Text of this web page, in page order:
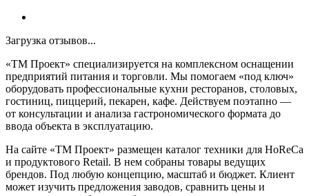
Загрузка отзывов...
«ТМ Проект» специализируется на комплексном оснащении
предприятий питания и торговли. Мы помогаем «под ключ»
оборудовать профессиональные кухни ресторанов, столовых,
гостиниц, пиццерий, пекарен, кафе. Действуем поэтапно —
от консультации и анализа гастрономического формата до
ввода объекта в эксплуатацию.
На сайте «ТМ Проект» размещен каталог техники для HoReCa
и продуктового Retail. В нем собраны товары ведущих
брендов. Под любую концепцию, масштаб и бюджет. Клиент
может изучить предложения заводов, сравнить цены и